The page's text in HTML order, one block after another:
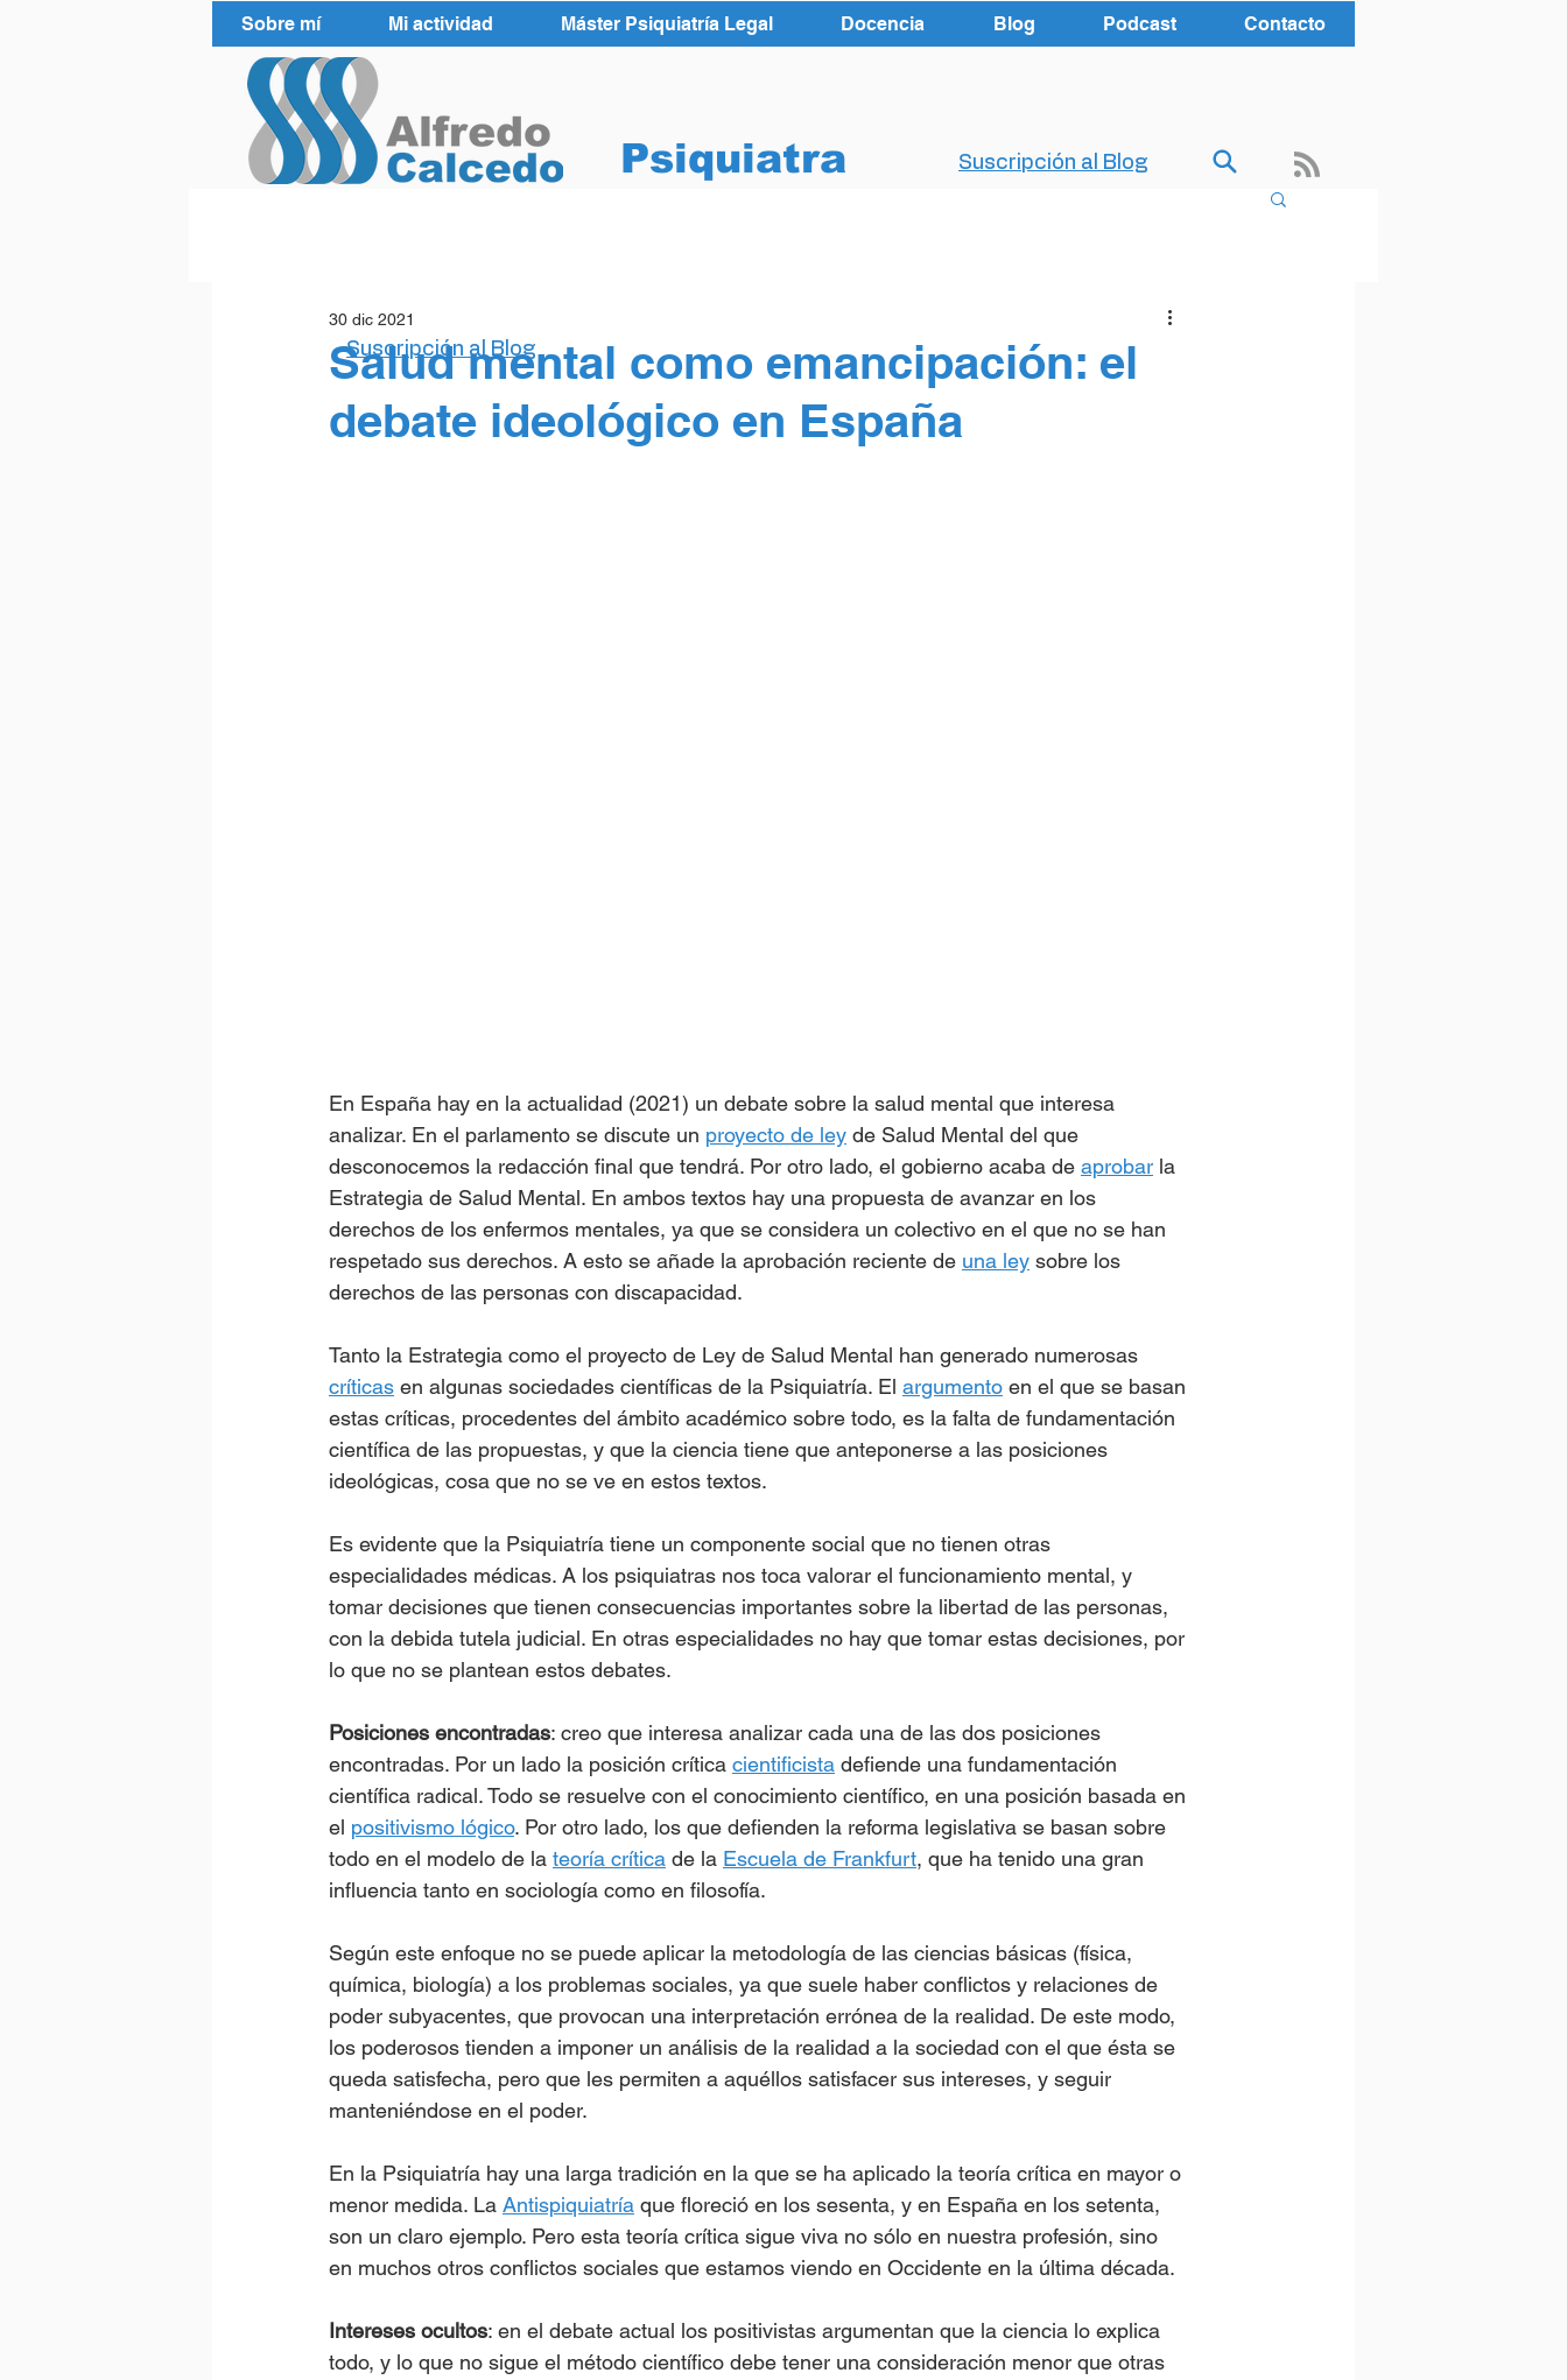
Sobre mí Mi actividad Máster Psiquiatría Legal Docencia Blog Podcast Contacto
Psiquiatra Suscripción al Blog
Salud mental como emancipación: el
debate ideológico en España
30 dic 2021
En España hay en la actualidad (2021) un debate sobre la salud mental que interesa
analizar. En el parlamento se discute un proyecto de ley de Salud Mental del que
desconocemos la redacción final que tendrá. Por otro lado, el gobierno acaba de aprobar la
Estrategia de Salud Mental. En ambos textos hay una propuesta de avanzar en los
derechos de los enfermos mentales, ya que se considera un colectivo en el que no se han
respetado sus derechos. A esto se añade la aprobación reciente de una ley sobre los
derechos de las personas con discapacidad.
Tanto la Estrategia como el proyecto de Ley de Salud Mental han generado numerosas
críticas en algunas sociedades científicas de la Psiquiatría. El argumento en el que se basan
estas críticas, procedentes del ámbito académico sobre todo, es la falta de fundamentación
científica de las propuestas, y que la ciencia tiene que anteponerse a las posiciones
ideológicas, cosa que no se ve en estos textos.
Es evidente que la Psiquiatría tiene un componente social que no tienen otras
especialidades médicas. A los psiquiatras nos toca valorar el funcionamiento mental, y
tomar decisiones que tienen consecuencias importantes sobre la libertad de las personas,
con la debida tutela judicial. En otras especialidades no hay que tomar estas decisiones, por
lo que no se plantean estos debates.
Posiciones encontradas: creo que interesa analizar cada una de las dos posiciones
encontradas. Por un lado la posición crítica cientificista defiende una fundamentación
científica radical. Todo se resuelve con el conocimiento científico, en una posición basada en
el positivismo lógico. Por otro lado, los que defienden la reforma legislativa se basan sobre
todo en el modelo de la teoría crítica de la Escuela de Frankfurt, que ha tenido una gran
influencia tanto en sociología como en filosofía.
Según este enfoque no se puede aplicar la metodología de las ciencias básicas (física,
química, biología) a los problemas sociales, ya que suele haber conflictos y relaciones de
poder subyacentes, que provocan una interpretación errónea de la realidad. De este modo,
los poderosos tienden a imponer un análisis de la realidad a la sociedad con el que ésta se
queda satisfecha, pero que les permiten a aquéllos satisfacer sus intereses, y seguir
manteniéndose en el poder.
En la Psiquiatría hay una larga tradición en la que se ha aplicado la teoría crítica en mayor o
menor medida. La Antispiquiatría que floreció en los sesenta, y en España en los setenta,
son un claro ejemplo. Pero esta teoría crítica sigue viva no sólo en nuestra profesión, sino
en muchos otros conflictos sociales que estamos viendo en Occidente en la última década.
Intereses ocultos: en el debate actual los positivistas argumentan que la ciencia lo explica
todo, y lo que no sigue el método científico debe tener una consideración menor que otras
Suscripción al Blog